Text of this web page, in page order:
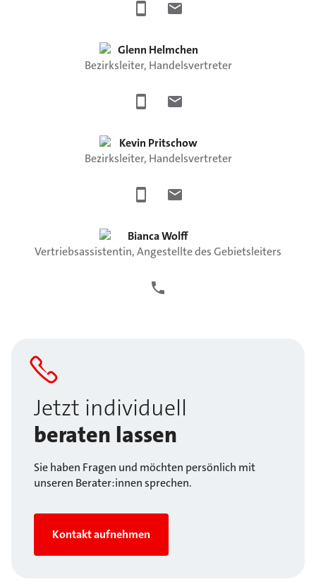
Glenn Helmchen
Bezirksleiter, Handelsvertreter
Kevin Pritschow
Bezirksleiter, Handelsvertreter
BiancaWolff
Vertriebsassistentin, Angestellte des Gebietsleiters
Jetzt individuell
beraten lassen
Sie haben Fragen und möchten persönlich mit
unseren Berater:innen sprechen.
Kontakt aufnehmen